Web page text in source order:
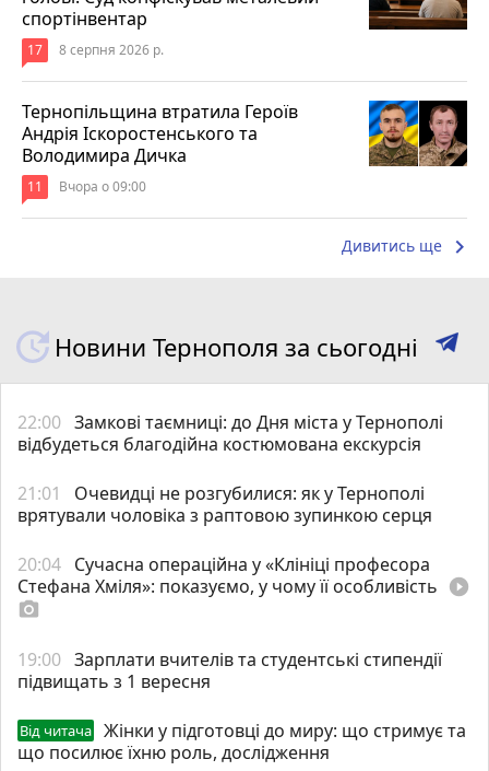
спортінвентар
17 8 серпня 2026 р.
Тернопільщина втратила Героїв
Андрія Іскоростенського та
Володимира Дичка
11 Вчора о 09:00
Дивитись ще keyboard_arrow_right
Новини Тернополя за сьогодні
22:00 Замкові таємниці: до Дня міста у Тернополі
відбудеться благодійна костюмована екскурсія
21:01
Очевидці не розгубилися: як у Тернополі
врятували чоловіка з раптовою зупинкою серця
20:04 Сучасна операційна у «Клініці професора
Стефана Хміля»: показуємо, у чому її особливість play_circle_filled
photo_camera
19:00 Зарплати вчителів та студентські стипендії
підвищать з 1 вересня
Від читача
Жінки у підготовці до миру: що стримує та
що посилює їхню роль, дослідження